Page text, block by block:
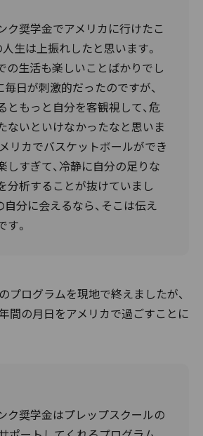
ク奨学金でアメリカに行けたこ
人生は上振れしたと思います。
の生活も楽しいことばかりでし
毎日が刺激的だったのですが、
ともっと自分を客観視して、危
ないといけなかったなと思いま
メリカでバスケットボールができ
しすぎて、冷静に自分の足りな
分析することが抜けていまし
自分に会えるなら、そこは伝え
。
プログラムを現地で終えましたが、
間の月日をアメリカで過ごすことに
ク奨学金はプレップスクールの